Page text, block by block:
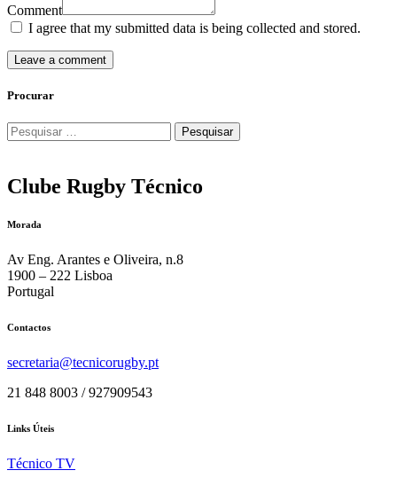
Comment
I agree that my submitted data is being collected and stored.
Procurar
Pesquisar
por:
Clube Rugby Técnico
Morada
Av Eng. Arantes e Oliveira, n.8
1900 – 222 Lisboa
Portugal
Contactos
secretaria@tecnicorugby.pt
21 848 8003 / 927909543
Links Úteis
Técnico TV